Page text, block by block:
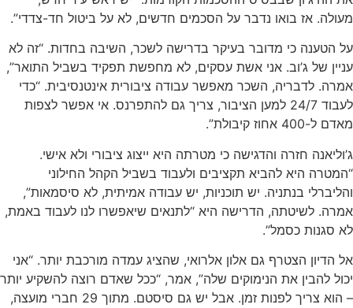
מעולה. אז בואו נדבר על הסכמים חדשים, לא על ביטול חד-צדדי”.
על הטענה כי מדובר בעיקר בדרישה לשכר, השיבה בחדות. “זה לא
עניין של ג’וב. אני אשת עסקים, לא מחפשת תפקיד בשביל התואר”,
אמרה. לדבריה, השכר מאפשר עבודה ציבורית אינטנסיבית. “כדי
לעבוד 24/7 למען הציבור, צריך גם להתפרנס. אי אפשר לצפות
מאדם ל-400 אחוז קיבולת”.
ג’וליאנה חזרה והדגישה כי מטרתה היא ייצוג ציבורי ולא אישי.
“המטרה היא להביא תקציבים ולעבוד בשביל הקהל החילוני
והליברלי בנתניה. יש תוכניות, יש עבודה אמיתית, לא סיסמאות”,
אמרה. לשיטתה, הדרישה היא “לתנאים שיאפשרו לנו לעבוד באמת,
לא סגנות כסמל”.
אל הדיון הצטרף גם אלון אלרואי, שהציג עמדה מורכבת יותר. “אני
יכול להבין את הנימוקים שלה”, אמר, “ככל שאדם רוצה להשקיע יותר
– הוא צריך לפנות זמן. אבל יש גם סיסטם. מתוך 29 חברי מועצה,